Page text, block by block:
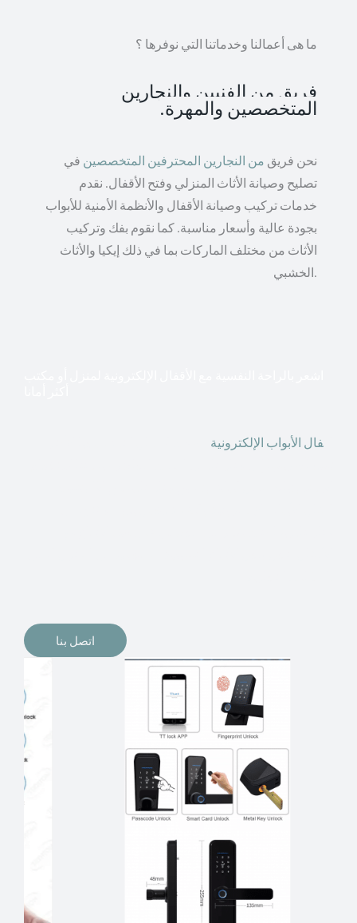
ما هى أعمالنا وخدماتنا التي نوفرها ؟
فريق من الفنيين والنجارين
المتخصصين والمهرة.
نحن فريق من النجارين المحترفين المتخصصين في
تصليح وصيانة الأثاث المنزلي وفتح الأقفال. نقدم
خدمات تركيب وصيانة الأقفال والأنظمة الأمنية للأبواب
بجودة عالية وأسعار مناسبة. كما نقوم بفك وتركيب
الأثاث من مختلف الماركات بما في ذلك إيكيا والأثاث
الخشبي.
فال الأبواب الإلكترونية
اتصل بنا